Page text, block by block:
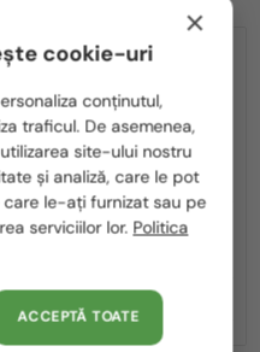
2-4 ZILE
Dior—Ochelari de soare
/ EN
×
cookie-uri
conținutul,
traficul. De asemenea,
site-ului nostru
și analiză, care le pot
le-ați furnizat sau pe
serviciilor lor. Politica
ACCEPTĂ TOATE